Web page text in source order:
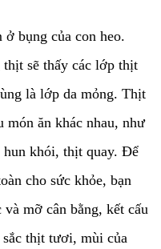
bụng của con heo.
sẽ thấy các lớp thịt
là lớp da mỏng. Thịt
món ăn khác nhau, như
khói, thịt quay. Để
cho sức khỏe, bạn
mỡ cân bằng, kết cấu
thịt tươi, mùi của